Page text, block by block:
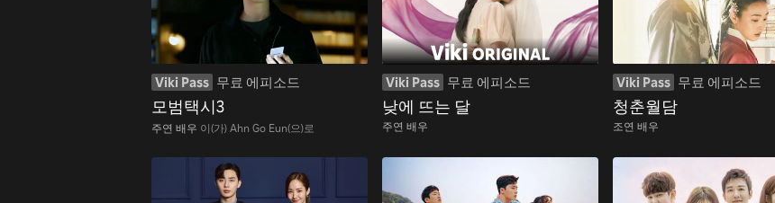
Viki Pass 무료 에피소드
모범택시3
주연 배우 이(가) Ahn Go Eun(으)로
Viki Pass 무료 에피소드
낮에 뜨는 달
주연 배우
Viki Pass 무료 에피소드
청춘월담
조연 배우